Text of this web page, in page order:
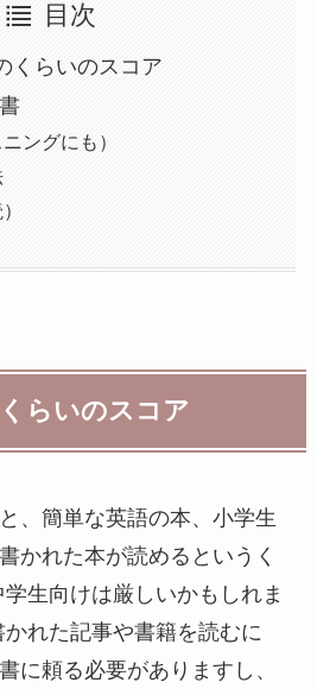
目次
くらいのスコア
ングにも）
らいのスコア
、簡単な英語の本、小学生
かれた本が読めるというく
生向けは厳しいかもしれま
れた記事や書籍を読むに
に頼る必要がありますし、